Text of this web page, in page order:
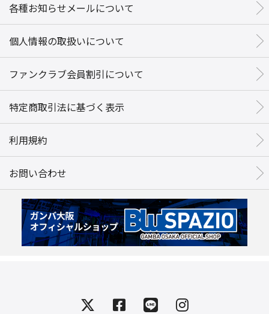
各種お知らせメールについて
個人情報の取扱いについて
ファンクラブ会員割引について
特定商取引法に基づく表示
利用規約
お問い合わせ